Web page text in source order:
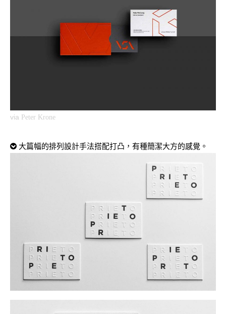
via Peter Krone
大篇幅的排列設計手法搭配打凸，有種簡潔大方的感覺。